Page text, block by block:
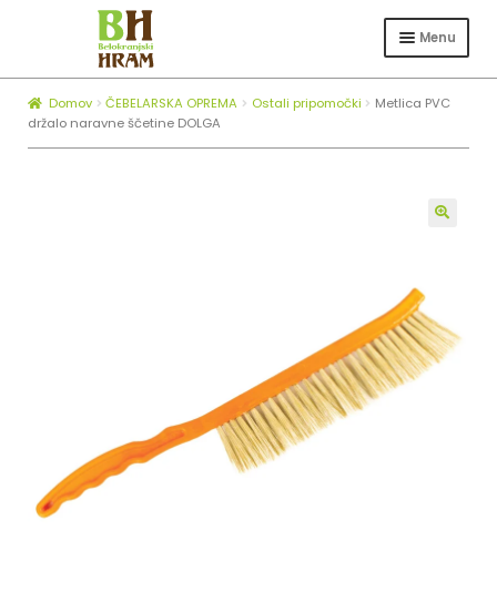
Menu
TRGOVINA
child
O NAS
ZAPOSLOVANJE
Domov ČEBELARSKA OPREMA Ostali pripomočki
Metlica PVC
držalo naravne ščetine DOLGA